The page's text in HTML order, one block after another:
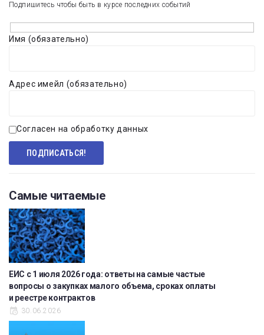
Подпишитесь чтобы быть в курсе последних событий
Имя (обязательно)
Адрес имейл (обязательно)
Согласен на обработку данных
Самые читаемые
ЕИС с 1 июля 2026 года: ответы на самые частые
вопросы о закупках малого объема, сроках оплаты
и реестре контрактов
30.06.2026